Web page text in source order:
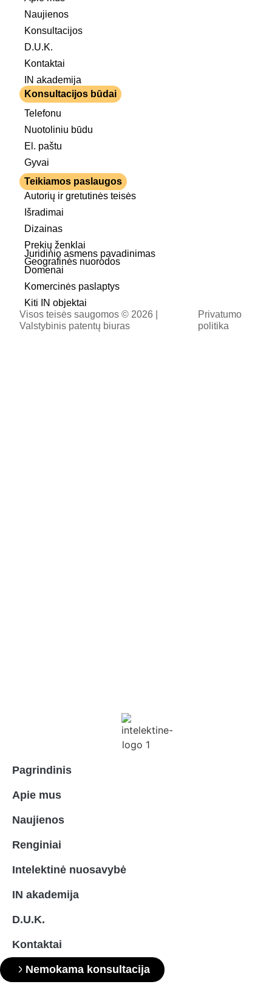
Naujienos
Konsultacijos
D.U.K.
Kontaktai
IN akademija
Konsultacijos būdai
Telefonu
Nuotoliniu būdu
El. paštu
Gyvai
Teikiamos paslaugos
Autorių ir gretutinės teisės
Išradimai
Dizainas
Prekių ženklai
Geografinės nuorodos
Juridinio asmens pavadinimas
Domenai
Komercinės paslaptys
Kiti IN objektai
Visos teisės saugomos © 2026 |
Valstybinis patentų biuras
Privatumo
politika
Pagrindinis
Apie mus
Naujienos
Renginiai
Intelektinė nuosavybė
IN akademija
D.U.K.
Kontaktai
Nemokama konsultacija